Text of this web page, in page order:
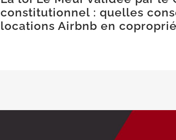
constitutionnel : quelles
locations Airbnb en